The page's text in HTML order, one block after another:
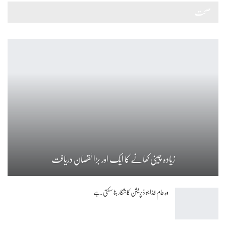
زیادہ چینی کھانے کا ایک اور بڑا نقصان دریافت
وہ عام غذا جو ڈپریشن کا شکار بنا سکتی ہے